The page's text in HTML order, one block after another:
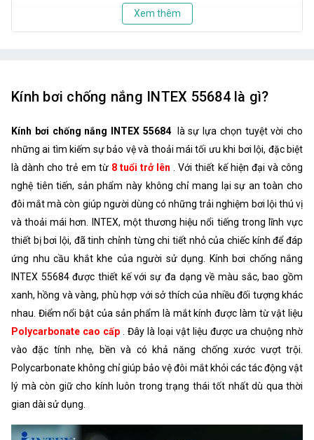
Xem thêm
Kính bơi chống nắng INTEX 55684 là gì?
Kính bơi chống nắng INTEX 55684 là sự lựa chọn tuyệt vời cho
những ai tìm kiếm sự bảo vệ và thoải mái tối ưu khi bơi lội, đặc biệt
là dành cho trẻ em từ 8 tuổi trở lên
. Với thiết kế hiện đại và công
nghệ tiên tiến, sản phẩm này không chỉ mang lại sự an toàn cho
đôi mắt mà còn giúp người dùng có những trải nghiệm bơi lội thú vị
và thoải mái hơn. INTEX, một thương hiệu nổi tiếng trong lĩnh vực
thiết bị bơi lội, đã tinh chỉnh từng chi tiết nhỏ của chiếc kính để đáp
ứng nhu cầu khắt khe của người sử dụng. Kính bơi chống nắng
INTEX 55684 được thiết kế với sự đa dạng về màu sắc, bao gồm
xanh, hồng và vàng, phù hợp với sở thích của nhiều đối tượng khác
nhau. Điểm nổi bật của sản phẩm là mắt kính được làm từ vật liệu
Polycarbonate cao cấp
. Đây là loại vật liệu được ưa chuộng nhờ
vào đặc tính nhẹ, bền và có khả năng chống xước vượt trội.
Polycarbonate không chỉ giúp bảo vệ đôi mắt khỏi các tác động vật
lý mà còn giữ cho kính luôn trong trạng thái tốt nhất dù qua thời
gian dài sử dụng.